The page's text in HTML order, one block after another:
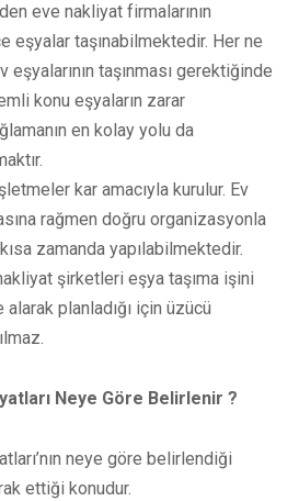
eve nakliyat firmalarının
taşınabilmektedir. Her ne
taşınması gerektiğinde
konu eşyaların zarar
en kolay yolu da
kar amacıyla kurulur. Ev
rağmen doğru organizasyonla
zamanda yapılabilmektedir.
şirketleri eşya taşıma işini
planladığı için üzücü
Neye Göre Belirlenir ?
neye göre belirlendiği
ettiği konudur.